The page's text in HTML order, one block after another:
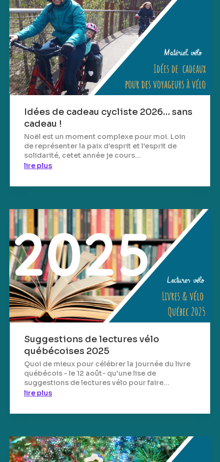
Idées de cadeau cycliste 2026… sans
cadeau !
Noël est un moment complexe pour moi. Loin
de représenter la paix d'esprit et l'esprit de
solidarité, cetet année je cours...
lire plus
Suggestions de lectures vélo
québécoises 2025
Quoi de mieux pour célébrer la journée du livre
québécois - le 12 août- qu'une lise de
suggestions de lectures vélo pour faire...
lire plus